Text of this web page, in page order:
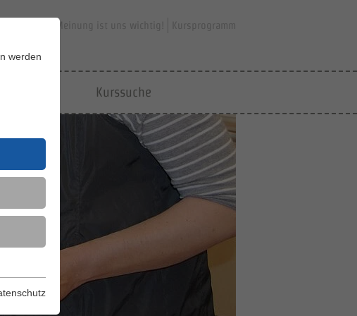
Ihre Meinung ist uns wichtig! Kursprogramm
Kurssuche
werden